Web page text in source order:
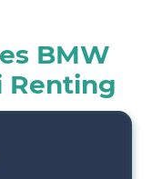
BMW
Renting